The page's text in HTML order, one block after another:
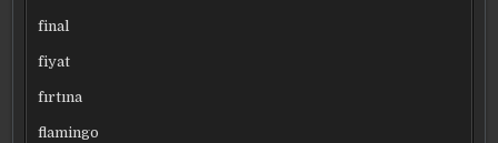
final
fiyat
fırtına
flamingo